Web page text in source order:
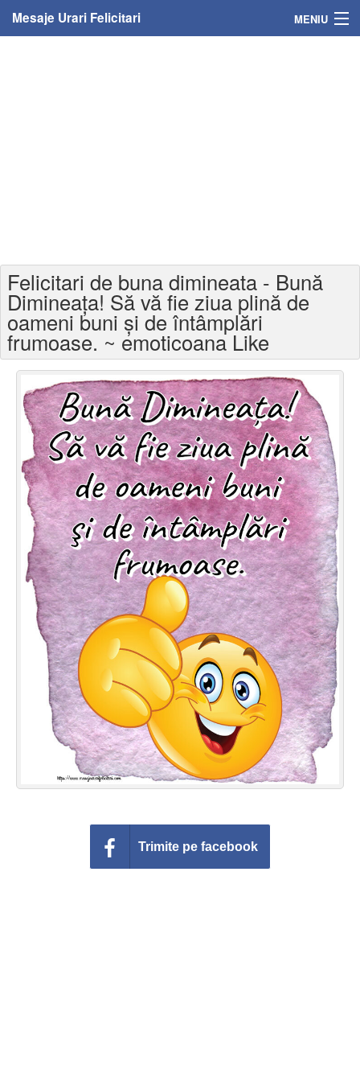
Mesaje Urari Felicitari MENIU
Felicitari varsta
Felicitari zilele anului
Felicitari zile saptamana
Felicitari muzicale
Felicitari muzicale personalizate
Felicitari animate
Invitatii personalizate
Conecteaza-te
Felicitari de buna dimineata - Bună
Dimineața! Să vă fie ziua plină de
oameni buni şi de întâmplări
frumoase. ~ emoticoana Like
Trimite pe facebook